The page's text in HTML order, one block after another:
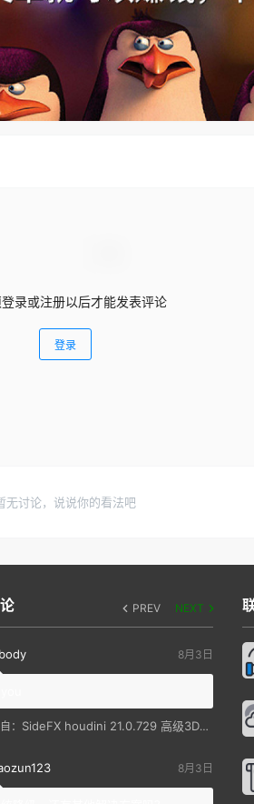
录或注册以后才能发表评论
登录
无讨论，说说你的看法吧
PREV NEXT
8月3日
： SideFX houdini 21.0.729 高级3D特效软件
8月3日